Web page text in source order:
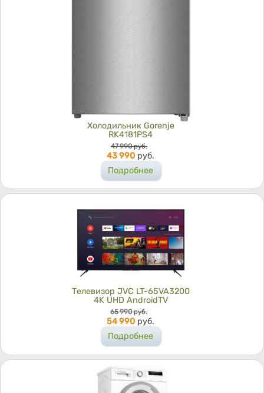
Холодильник Gorenje
RK4181PS4
Цена
47 990 руб.
43 990 руб.
Подробнее
Телевизор JVC LT-65VA3200
4K UHD AndroidTV
Цена
65 990 руб.
54 990 руб.
Подробнее